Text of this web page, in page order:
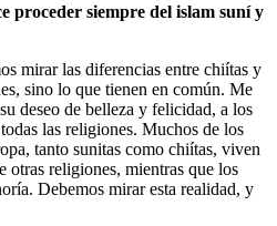
proceder siempre del islam suní y
mirar las diferencias entre chiítas y
sino lo que tienen en común. Me
deseo de belleza y felicidad, a los
las religiones. Muchos de los
tanto sunitas como chiítas, viven
otras religiones, mientras que los
Debemos mirar esta realidad, y